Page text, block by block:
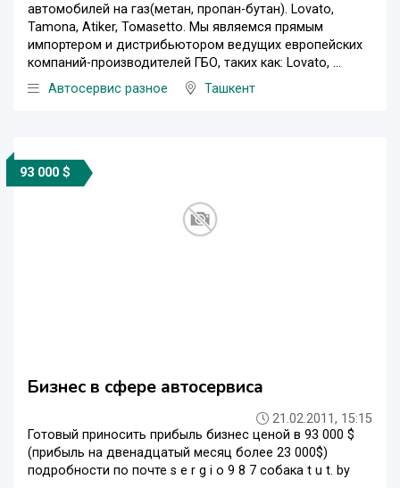
автомобилей на газ(метан, пропан-бутан). Lovato,
Tamona, Atiker, Томаsеttо. Мы являемся прямым
импортером и дистрибьютором ведущих европейских
компаний-производителей ГБО, таких как: Lovato, ...
Автосервис разное
Ташкент
93 000 $
Бизнес в сфере автосервиса
21.02.2011, 15:15
Готовый приносить прибыль бизнес ценой в 93 000 $
(прибыль на двенадцатый месяц более 23 000$)
подробности по почте s e r g i o 9 8 7 собака t u t. by